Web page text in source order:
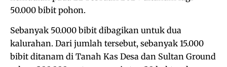
50.000 bibit pohon.
Sebanyak 50.000 bibit dibagikan untuk dua
kalurahan. Dari jumlah tersebut, sebanyak 15.000
bibit ditanam di Tanah Kas Desa dan Sultan Ground